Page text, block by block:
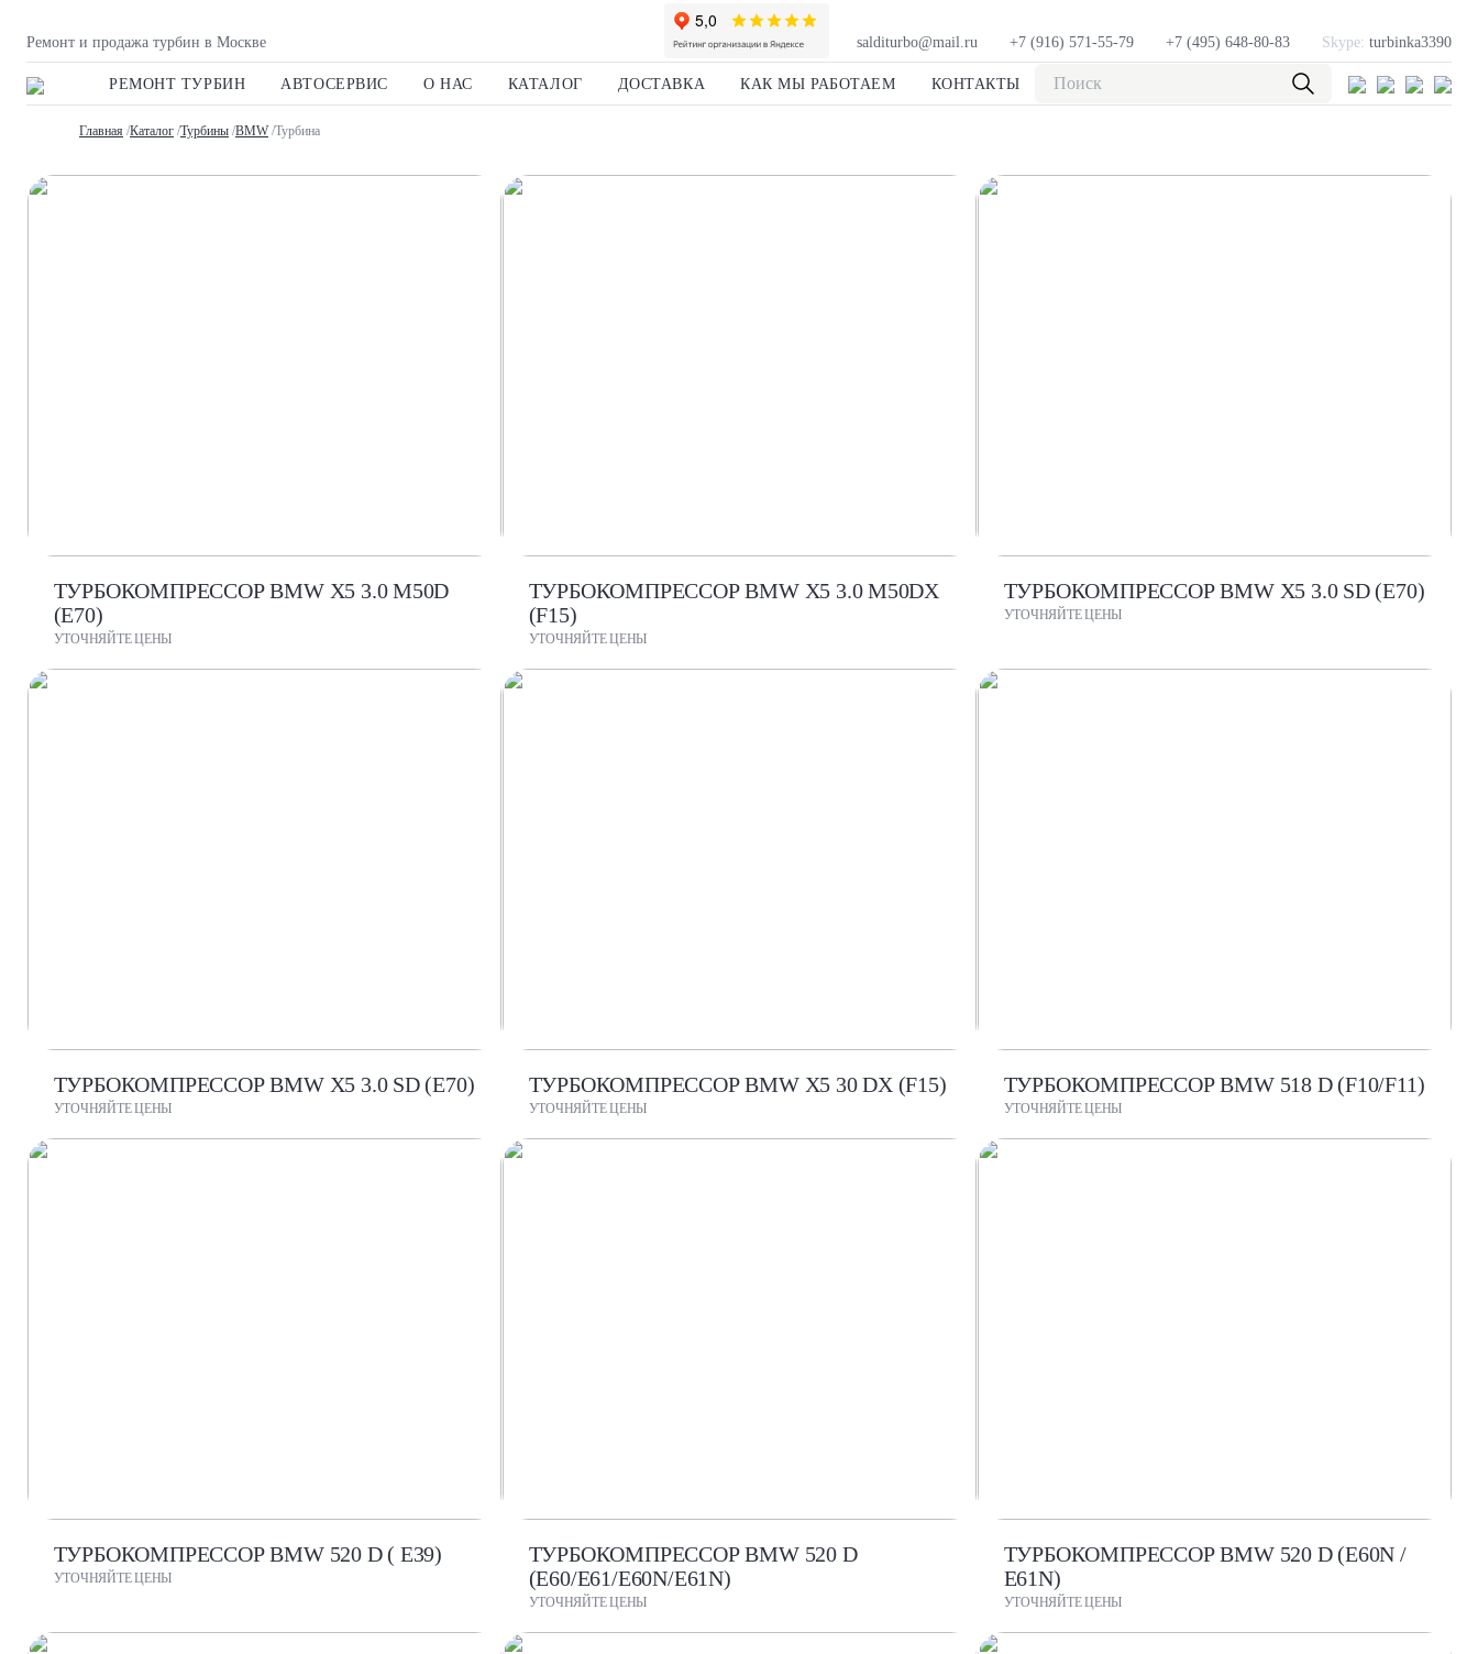
Ремонт и продажа турбин в Москве salditurbo@mail.ru +7 (916) 571-55-79 +7 (495) 648-80-83 Skype: turbinka3390
РЕМОНТ ТУРБИН АВТОСЕРВИС О НАС КАТАЛОГ ДОСТАВКА КАК МЫ РАБОТАЕМ КОНТАКТЫ
Главная /Каталог /Турбины /BMW /Турбина
ТУРБОКОМПРЕССОР BMW X5 3.0 M50D
(E70)
УТОЧНЯЙТЕ ЦЕНЫ
ТУРБОКОМПРЕССОР BMW X5 3.0 M50DX
(F15)
УТОЧНЯЙТЕ ЦЕНЫ
ТУРБОКОМПРЕССОР BMW X5 3.0 SD (E70)
УТОЧНЯЙТЕ ЦЕНЫ
ТУРБОКОМПРЕССОР BMW X5 3.0 SD (E70)
УТОЧНЯЙТЕ ЦЕНЫ
ТУРБОКОМПРЕССОР BMW X5 30 DX (F15)
УТОЧНЯЙТЕ ЦЕНЫ
ТУРБОКОМПРЕССОР BMW 518 D (F10/F11)
УТОЧНЯЙТЕ ЦЕНЫ
ТУРБОКОМПРЕССОР BMW 520 D ( E39)
УТОЧНЯЙТЕ ЦЕНЫ
ТУРБОКОМПРЕССОР BMW 520 D
(E60/E61/E60N/E61N)
УТОЧНЯЙТЕ ЦЕНЫ
ТУРБОКОМПРЕССОР BMW 520 D (E60N /
E61N)
УТОЧНЯЙТЕ ЦЕНЫ